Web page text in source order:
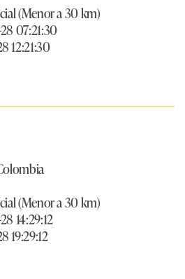
(Menor a 30 km)
07:21:30
12:21:30
(Menor a 30 km)
14:29:12
19:29:12